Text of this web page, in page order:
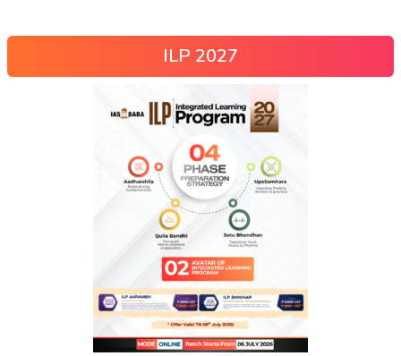
ILP 2027